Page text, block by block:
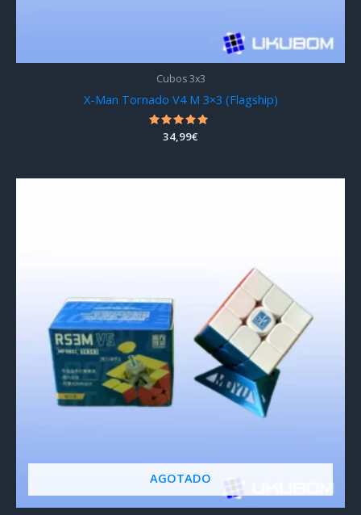
Cubos 3x3
X-Man Tornado V4 M 3×3 (Flagship)
Valorado
con
34,99€
AGOTADO